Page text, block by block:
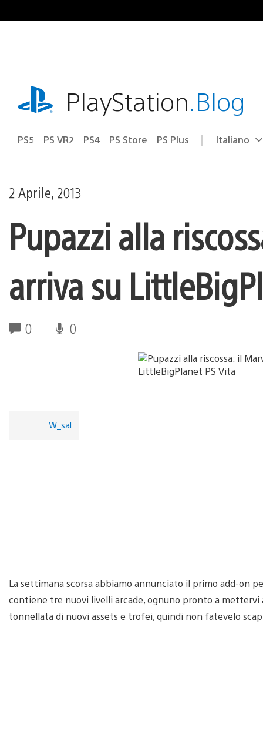
al
playstation.comPlayStation.Blog
PS5 PS VR2 PS4 PS Store PS Plus Seleziona
Regione
Italiano
2 Aprile, 2013
Pupazzi alla
arriva su
0 0
W_sal
La settimana scorsa abbiamo annunciato il primo add-on
contiene tre nuovi livelli arcade, ognuno pronto a mettervi
tonnellata di nuovi assets e trofei, quindi non fatevelo